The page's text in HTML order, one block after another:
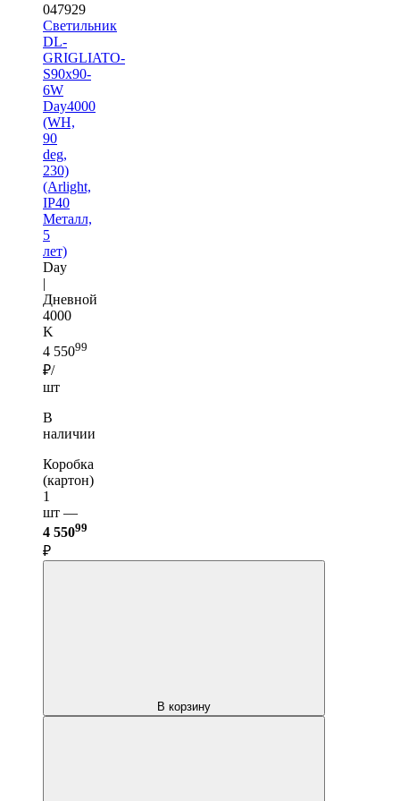
047929
Светильник
DL-
GRIGLIATO-
S90x90-
6W
Day4000
(WH,
90
deg,
230)
(Arlight,
IP40
Металл,
5
лет)
Day
|
Дневной
4000
K
4 55099
₽/
шт
В
наличии
Коробка
(картон)
1
шт —
4 55099
₽
В корзину